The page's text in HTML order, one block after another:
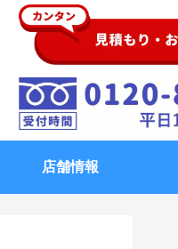
店舗情報